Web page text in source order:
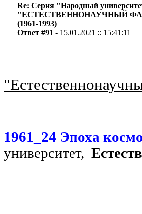
Re: Серия "Народный
"ЕСТЕСТВЕННОНАУЧНЫЙ
(1961-1993)
Ответ #91 - 15.01.2021 :: 15:41:11
1961_24 Эпоха
университет,